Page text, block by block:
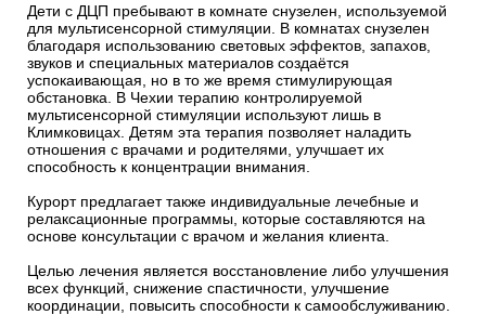
Дети с ДЦП пребывают в комнате снузелен, используемой
для мультисенсорной стимуляции. В комнатах снузелен
благодаря использованию световых эффектов, запахов,
звуков и специальных материалов создаётся
успокаивающая, но в то же время стимулирующая
обстановка. В Чехии терапию контролируемой
мультисенсорной стимуляции используют лишь в
Климковицах. Детям эта терапия позволяет наладить
отношения с врачами и родителями, улучшает их
способность к концентрации внимания.
Курорт предлагает также индивидуальные лечебные и
релаксационные программы, которые составляются на
основе консультации с врачом и желания клиента.
Целью лечения является восстановление либо улучшения
всех функций, снижение спастичности, улучшение
координации, повысить способности к самообслуживанию.